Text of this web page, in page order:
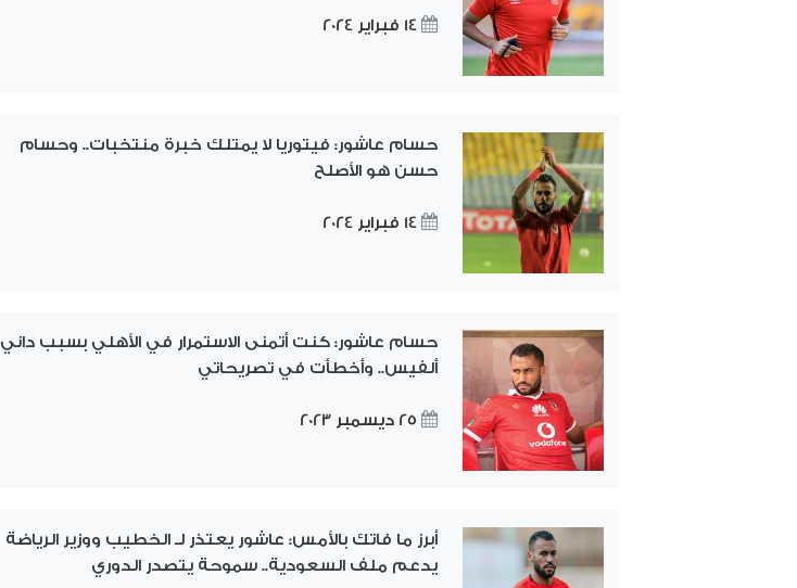
14 فبراير 2024
حسام عاشور: فيتوريا لا يمتلك خبرة منتخبات.. وحسام
حسن هو الأصلح
14 فبراير 2024
حسام عاشور: كنت أتمنى الاستمرار في الأهلي بسبب داني
ألفيس.. وأخطأت في تصريحاتي
25 ديسمبر 2023
أبرز ما فاتك بالأمس: عاشور يعتذر لـ الخطيب ووزير الرياضة
يدعم ملف السعودية.. سموحة يتصدر الدوري